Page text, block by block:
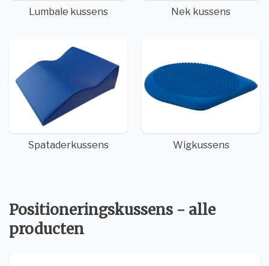
Lumbale kussens Nek kussens
Spataderkussens Wigkussens
Positioneringskussens - alle
producten